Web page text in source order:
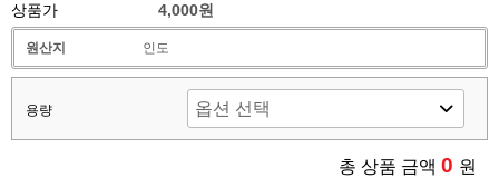
상품가 4,000원
원산지 인도
용량
총 상품 금액 0 원